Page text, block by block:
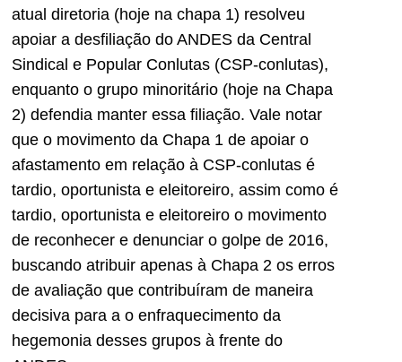
atual diretoria (hoje na chapa 1) resolveu
apoiar a desfiliação do ANDES da Central
Sindical e Popular Conlutas (CSP-conlutas),
enquanto o grupo minoritário (hoje na Chapa
2) defendia manter essa filiação. Vale notar
que o movimento da Chapa 1 de apoiar o
afastamento em relação à CSP-conlutas é
tardio, oportunista e eleitoreiro, assim como é
tardio, oportunista e eleitoreiro o movimento
de reconhecer e denunciar o golpe de 2016,
buscando atribuir apenas à Chapa 2 os erros
de avaliação que contribuíram de maneira
decisiva para a o enfraquecimento da
hegemonia desses grupos à frente do